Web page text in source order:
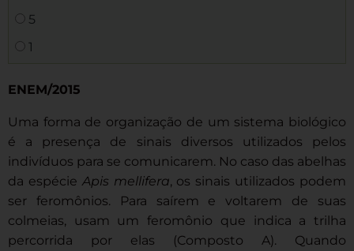
5
1
ENEM/2015
Uma forma de organização de um sistema biológico
é a presença de sinais diversos utilizados pelos
indivíduos para se comunicarem. No caso das abelhas
da espécie Apis mellifera, os sinais utilizados podem
ser feromônios. Para saírem e voltarem de suas
colmeias, usam um feromônio que indica a trilha
percorrida por elas (Composto A). Quando